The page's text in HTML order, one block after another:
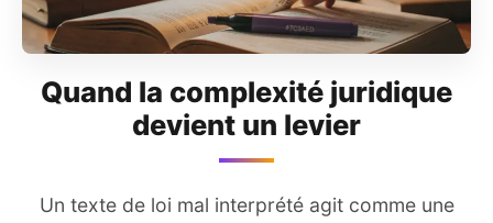
Quand la complexité juridique
devient un levier
Un texte de loi mal interprété agit comme une